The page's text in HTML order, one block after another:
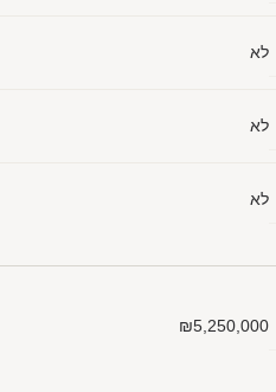
לא
לא
לא
₪5,250,000